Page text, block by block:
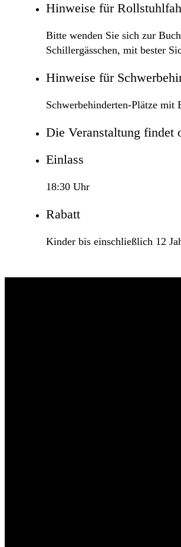
Hinweise für
Bitte wenden Sie sich zur
Schillergässchen, mit bester
Hinweise für
Schwerbehinderten-Plätze mit
Die Veranstaltung findet
Einlass
18:30 Uhr
Rabatt
Kinder bis einschließlich 12